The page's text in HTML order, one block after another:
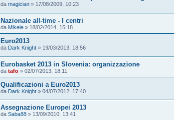
da magician » 17/08/2009, 10:23
Nazionale all-time - I centri
da Mikele » 18/02/2014, 15:18
Euro2013
da Dark Knight » 19/03/2013, 18:56
Eurobasket 2013 in Slovenia: organizzazione
da tafo » 02/07/2013, 18:11
Qualificazioni a Euro2013
da Dark Knight » 04/07/2012, 17:40
Assegnazione Europei 2013
da Saba88 » 13/09/2010, 13:41